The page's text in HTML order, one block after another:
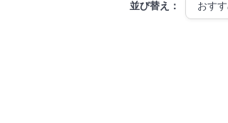
並び替え：